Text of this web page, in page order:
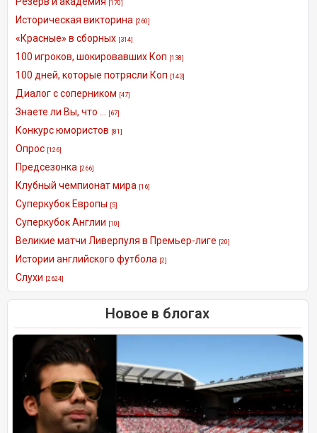
[170]
Историческая викторина [260]
«Красные» в сборных [314]
100 игроков, шокировавших Коп [138]
100 дней, которые потрясли Коп [143]
Диалог с соперником [47]
Знаете ли Вы, что ... [67]
Конкурс юмористов [81]
Опрос [126]
Предсезонка [266]
Клубный чемпионат мира [16]
Суперкубок Европы [5]
Суперкубок Англии [10]
Великие матчи Ливерпуля в Премьер-лиге [20]
Истории английского футбола [2]
Слухи [2624]
Новое в блогах